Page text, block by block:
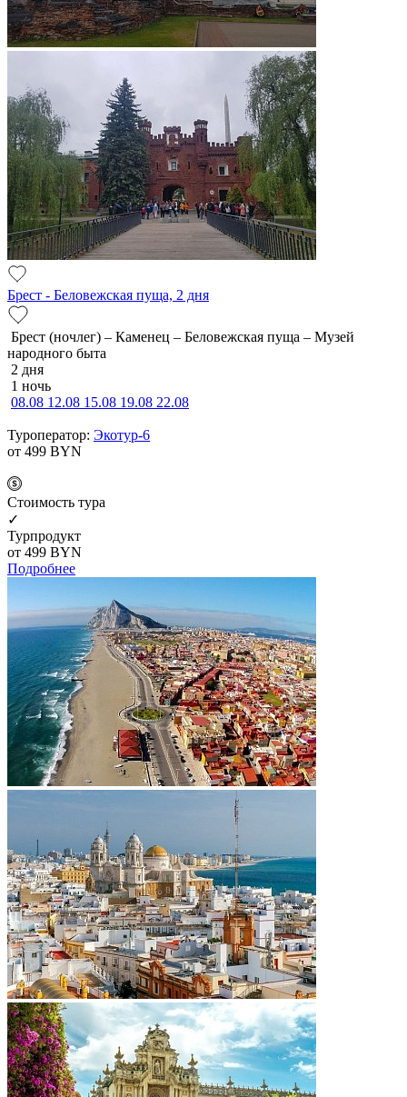
Брест - Беловежская пуща, 2 дня
Брест (ночлег) – Каменец – Беловежская пуща – Музей
народного быта
2 дня
1 ночь
08.08 12.08 15.08 19.08 22.08
Туроператор: Экотур-6
от 499 BYN
Cтоимость тура
✓
Турпродукт
от 499 BYN
Подробнее